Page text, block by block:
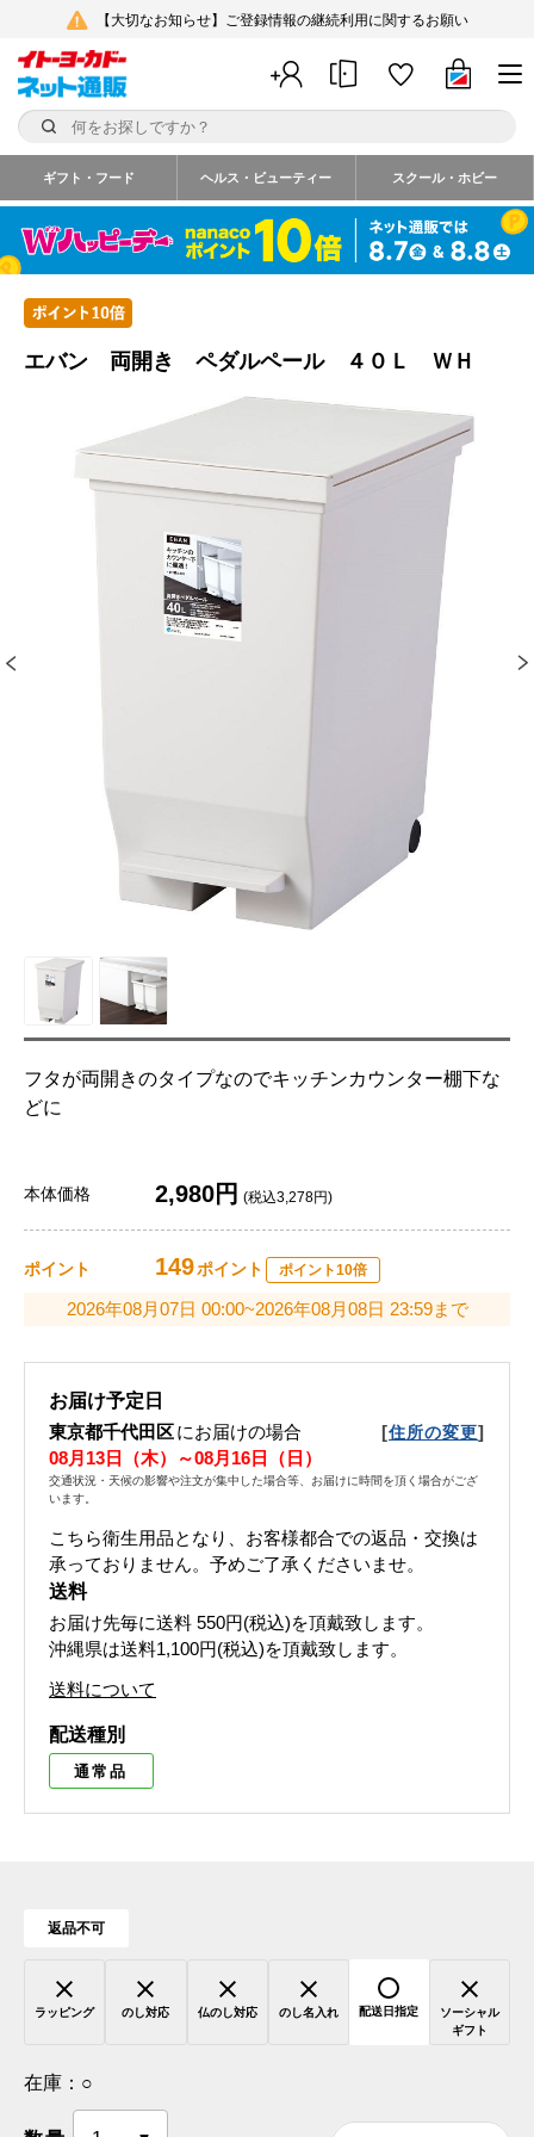
【大切なお知らせ】ご登録情報の継続利用に関するお願い
ギフト・フード ヘルス・ビューティー スクール・ホビー
エバン 両開き ペダルペール ４０Ｌ ＷＨ
フタが両開きのタイプなのでキッチンカウンター棚下な
どに
本体価格 2,980円 (税込3,278円)
ポイント 149ポイント ポイント10倍
2026年08月07日 00:00~2026年08月08日 23:59まで
お届け予定日
東京都千代田区にお届けの場合 [住所の変更]
08月13日（木）～08月16日（日）
交通状況・天候の影響や注文が集中した場合等、お届けに時間を頂く場合がござ
います。
こちら衛生用品となり、お客様都合での返品・交換は
承っておりません。予めご了承くださいませ。
送料
お届け先毎に送料 550円(税込)を頂戴致します。
沖縄県は送料1,100円(税込)を頂戴致します。
送料について
配送種別
通常品
返品不可
ラッピング のし対応 仏のし対応 のし名入れ 配送日指定
ソーシャル
ギフト
在庫： ○